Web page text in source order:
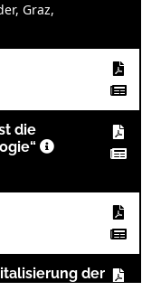
Graz,
die
der